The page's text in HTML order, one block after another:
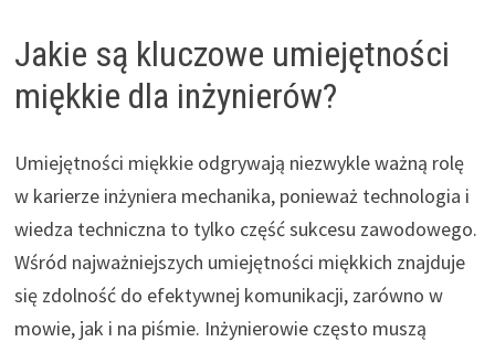
Jakie są kluczowe umiejętności
miękkie dla inżynierów?
Umiejętności miękkie odgrywają niezwykle ważną rolę
w karierze inżyniera mechanika, ponieważ technologia i
wiedza techniczna to tylko część sukcesu zawodowego.
Wśród najważniejszych umiejętności miękkich znajduje
się zdolność do efektywnej komunikacji, zarówno w
mowie, jak i na piśmie. Inżynierowie często muszą